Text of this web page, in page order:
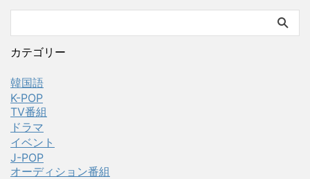
カテゴリー
韓国語
K-POP
TV番組
ドラマ
イベント
J-POP
オーディション番組